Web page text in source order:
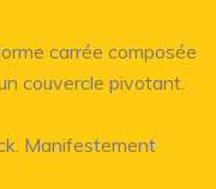
carrée composée
couvercle pivotant.
Manifestement